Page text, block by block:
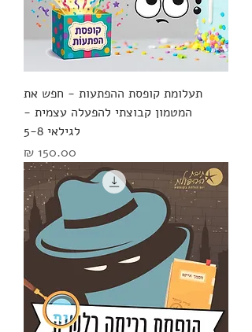
תעלומת קופסת ההפתעות - חפש את
המטמון קבוצתי להפעלה עצמית -
לגילאי 5-8
מחיר